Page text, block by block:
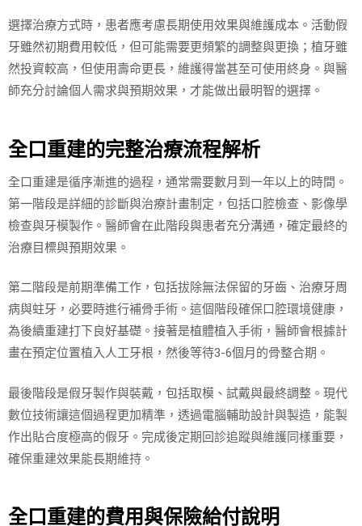
選擇治療方式時，患者應考慮長期使用效果與維護成本。活動假
牙雖然初期費用較低，但可能需要更頻繁的調整與更換；植牙雖
然投資較高，但使用壽命更長，維護得當甚至可使用終身。與醫
師充分討論個人需求與預期效果，才能做出最明智的選擇。
全口重建的完整治療流程解析
全口重建是循序漸進的過程，通常需要數月到一年以上的時間。
第一階段是詳細的診斷與治療計畫制定，包括口腔檢查、影像學
檢查與牙模製作。醫師會在此階段與患者充分溝通，確定最終的
治療目標與預期效果。
第二階段是前期準備工作，包括拔除無法保留的牙齒、治療牙周
病與蛀牙，必要時進行補骨手術。這個階段確保口腔環境健康，
為後續重建打下良好基礎。接著是植體植入手術，醫師會根據計
畫在預定位置植入人工牙根，然後等待3-6個月的骨整合期。
最後階段是假牙製作與裝戴，包括取模、試戴與最終調整。現代
數位技術讓這個過程更加精準，透過電腦輔助設計與製造，能製
作出貼合度極高的假牙。完成後定期回診追蹤與維護同樣重要，
確保重建效果能長期維持。
全口重建的費用與保險給付說明